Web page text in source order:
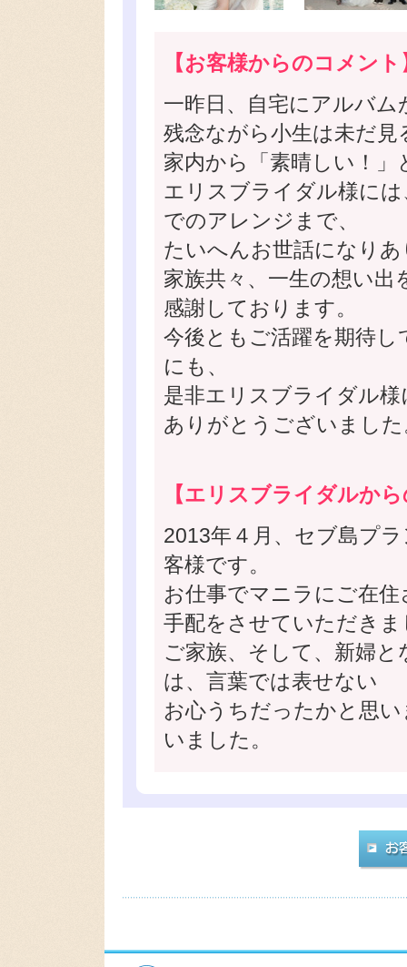
【お客様からのコメン
一昨日、自宅にアルバム
残念ながら小生は未だ
家内から「素晴しい！
エリスブライダル様に
でのアレンジまで、
たいへんお世話になり
家族共々、一生の想い
感謝しております。
今後ともご活躍を期待
にも、
是非エリスブライダル
ありがとうございました
【エリスブライダルか
2013年４月、セブ島プ
客様です。
お仕事でマニラにご在
手配をさせていただきま
ご家族、そして、新婦
は、言葉では表せない
お心うちだったかと思
いました。